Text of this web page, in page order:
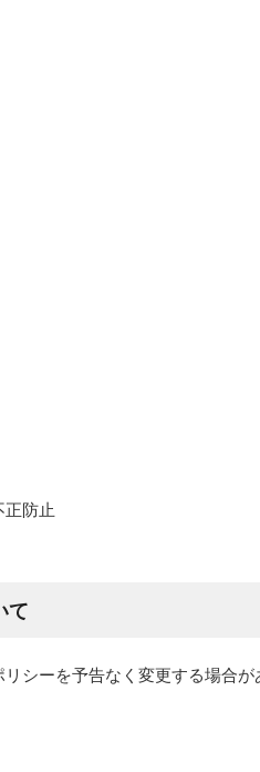
正防止
て
シーを予告なく変更する場合が